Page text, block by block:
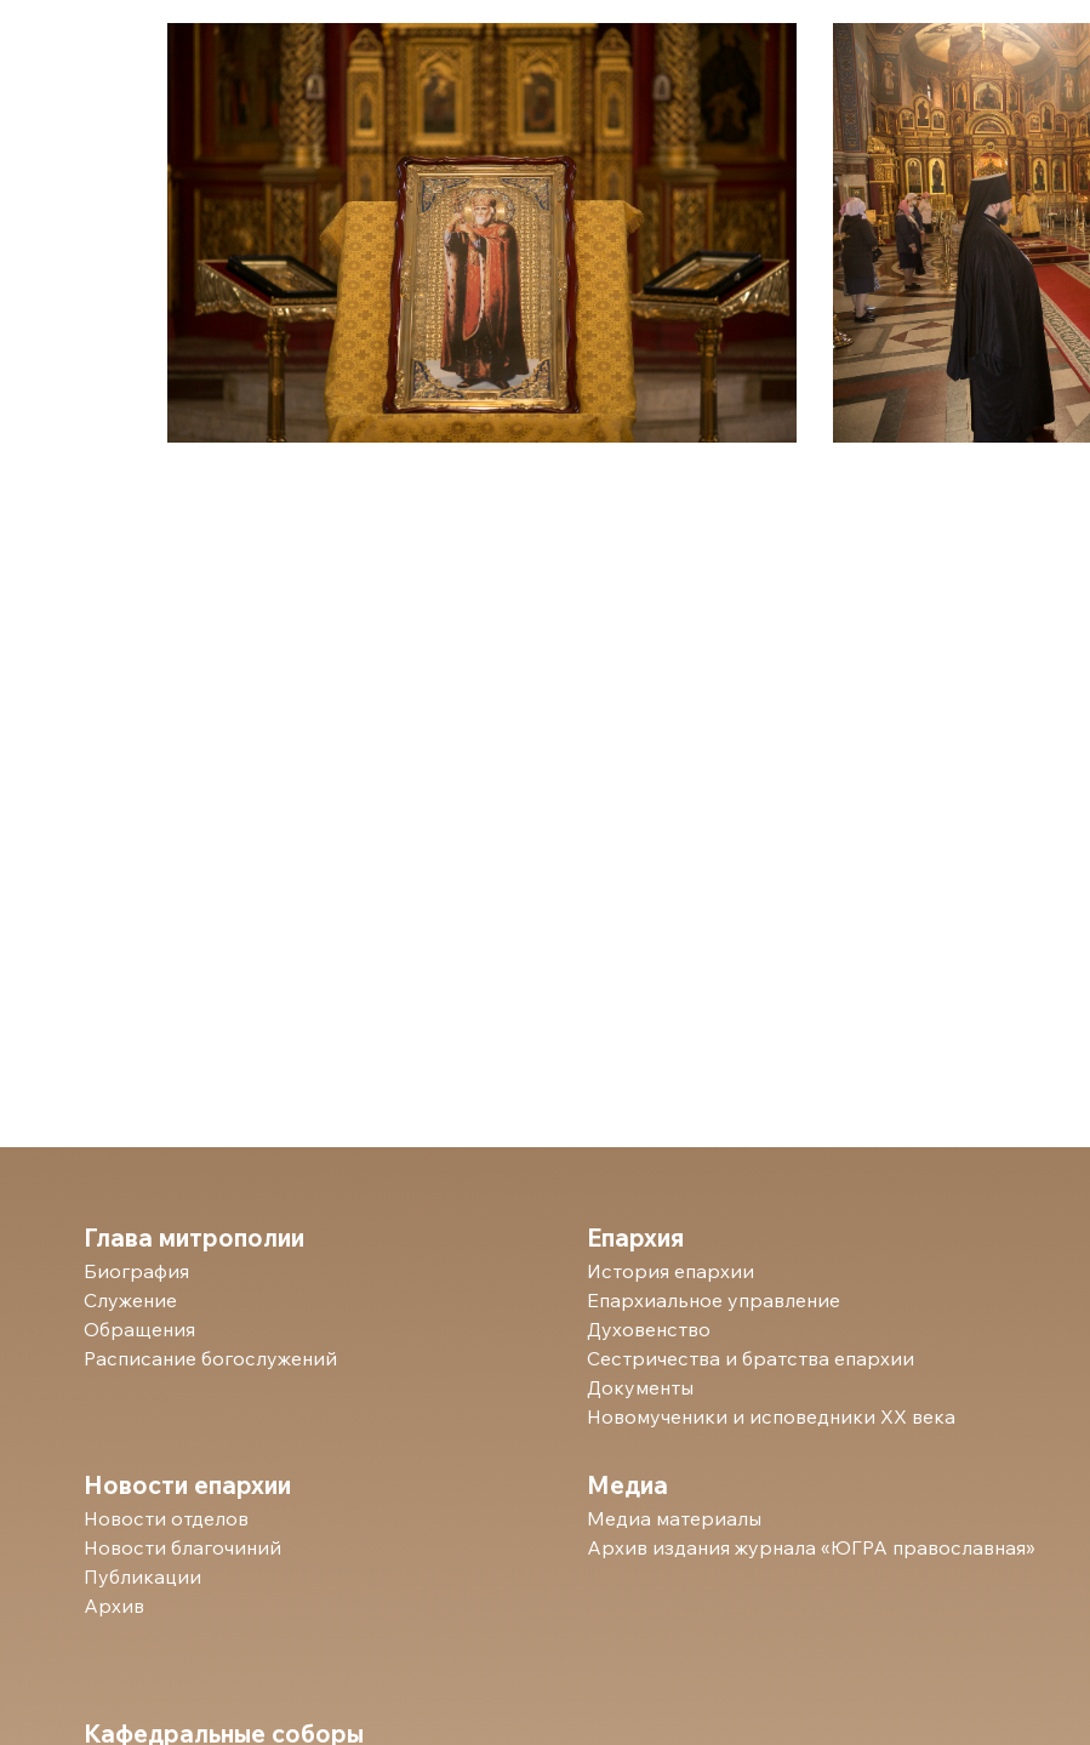
Глава митрополии
Биография
Служение
Обращения
Расписание богослужений
Епархия
История епархии
Епархиальное управление
Духовенство
Сестричества и братства епархии
Документы
Новомученики и исповедники ХХ века
Новости епархии
Новости отделов
Новости благочиний
Публикации
Архив
Медиа
Медиа материалы
Архив издания журнала «ЮГРА православная»
Кафедральные соборы